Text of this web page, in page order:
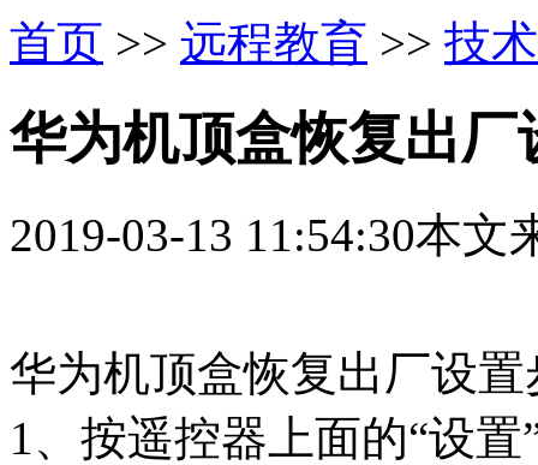
首页 >> 远程教育 >> 技
华为机顶盒恢复出厂
2019-03-13 11:54:30本文
华为机顶盒恢复出厂设置
1、按遥控器上面的“设